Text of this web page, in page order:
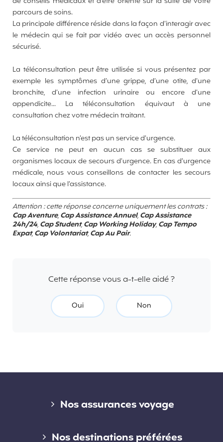
parcours de soins.
La principale différence réside dans la façon d’interagir avec
le médecin qui se fait par vidéo avec un accès personnel
sécurisé.
La téléconsultation peut être utilisée si vous présentez par
exemple les symptômes d’une grippe, d’une otite, d’une
bronchite, d’une infection urinaire ou encore d’une
appendicite... La téléconsultation équivaut à une
consultation chez votre médecin traitant.
La téléconsultation n’est pas un service d’urgence.
Ce service ne peut en aucun cas se substituer aux
organismes locaux de secours d’urgence. En cas d’urgence
médicale, nous vous conseillons de contacter les secours
locaux ainsi que l’assistance.
Attention : cette réponse concerne uniquement les contrats :
Cap Aventure,Cap Assistance Annuel,Cap Assistance
24h/24,Cap Student,Cap Working Holiday,Cap Tempo
Expat,Cap Volontariat,Cap Au Pair.
Cette réponse vous a-t-elle aidé ?
Oui Non
Nos assurances voyage
Assurance voyage courte durée
Nos destinations préférées